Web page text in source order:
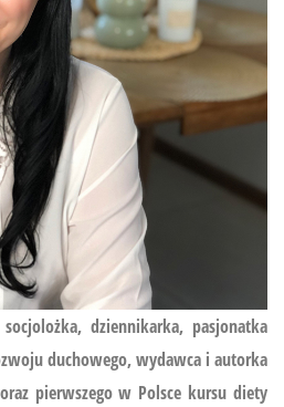
dziennikarka, pasjonatka
duchowego, wydawca i autorka
pierwszego w Polsce kursu diety